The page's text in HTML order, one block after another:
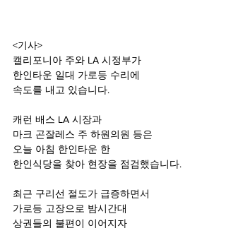
<기사>
캘리포니아 주와 LA 시정부가
한인타운 일대 가로등 수리에
속도를 내고 있습니다.
캐런 배스 LA 시장과
마크 곤잘레스 주 하원의원 등은
오늘 아침 한인타운 한
한인식당을 찾아 현장을 점검했습니다.
최근 구리선 절도가 급증하면서
가로등 고장으로 밤시간대
상권들의 불편이 이어지자